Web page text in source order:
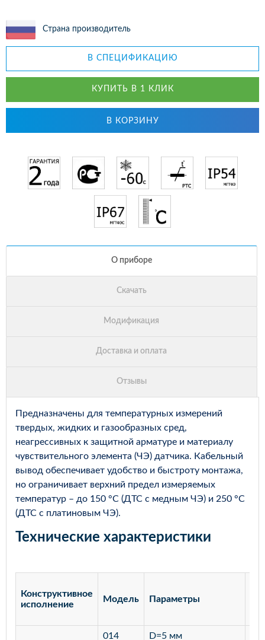
Страна производитель
В СПЕЦИФИКАЦИЮ
КУПИТЬ В 1 КЛИК
В КОРЗИНУ
Предназначены для температурных измерений
твердых, жидких и газообразных сред,
неагрессивных к защитной арматуре и материалу
чувствительного элемента (ЧЭ) датчика. Кабельный
вывод обеспечивает удобство и быстроту монтажа,
но ограничивает верхний предел измеряемых
температур – до 150 °С (ДТС с медным ЧЭ) и 250 °С
(ДТС с платиновым ЧЭ).
Технические характеристики
Конструктивное
исполнение
Модель Параметры
014 D=5 мм